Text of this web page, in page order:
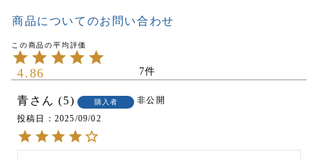
商品についてのお問い合わせ
4.86 7
青 5 購入者
非公開
投稿日
2025/09/02